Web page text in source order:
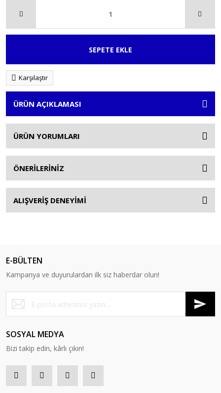
SEPETE EKLE
Karşılaştır
ÜRÜN AÇIKLAMASI
ÜRÜN YORUMLARI
ÖNERİLERİNİZ
ALIŞVERİŞ DENEYİMİ
E-BÜLTEN
Kampanya ve duyurulardan ilk siz haberdar olun!
SOSYAL MEDYA
Bizi takip edin, kârlı çıkın!